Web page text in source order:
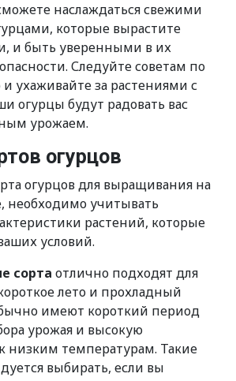
наслаждаться свежими
которые вырастите
и быть уверенными в их
Следуйте советам по
ухаживайте за растениями с
огурцы будут радовать вас
урожаем.
огурцов
огурцов для выращивания на
необходимо учитывать
растений, которые
условий.
сорта отлично подходят для
лето и прохладный
имеют короткий период
урожая и высокую
низким температурам. Такие
выбирать, если вы